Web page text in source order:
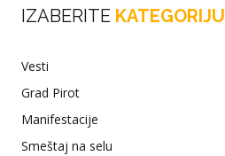
IZABERITE KATEGORIJU
Vesti
Grad Pirot
Manifestacije
Smeštaj na selu